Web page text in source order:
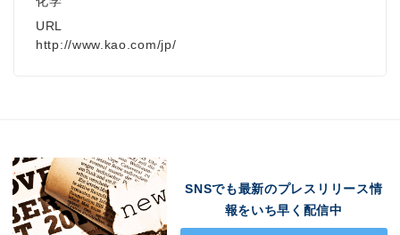
URL
http://www.kao.com/jp/
SNSでも最新のプレスリリース情
報をいち早く配信中